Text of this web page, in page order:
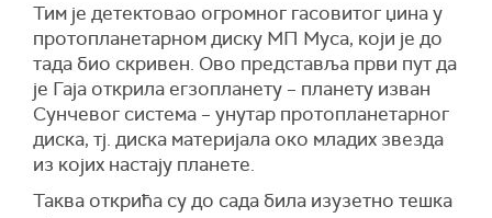
Тим је детектовао огромног гасовитог џина у
протопланетарном диску МП Муса, који је до
тада био скривен. Ово представља први пут да
је Гаја открила егзопланету – планету изван
Сунчевог система – унутар протопланетарног
диска, тј. диска материјала око младих звезда
из којих настају планете.
Таква открића су до сада била изузетно тешка